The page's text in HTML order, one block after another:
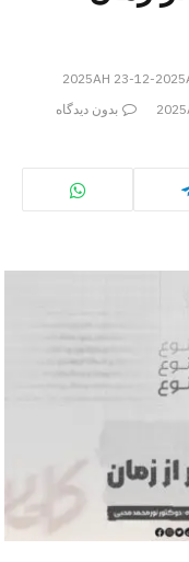
بدون دیدگاه